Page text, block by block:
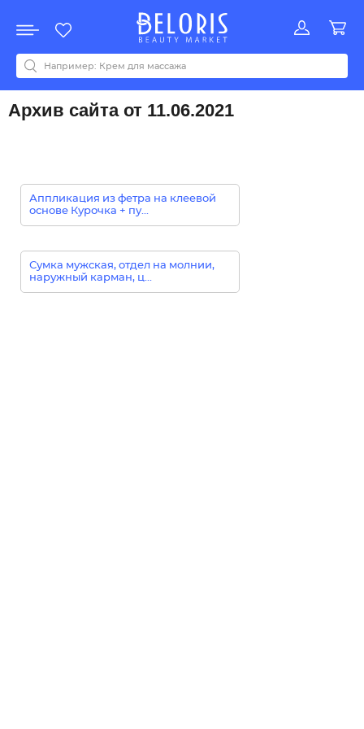
Акции
Все бренды
0-9ABCDEFGHIJKLMNOPQRSTUVWYZАБВДЗИМОКЛНПРСТУФ
Архив сайта от 11.06.2021
Аппликация из фетра на клеевой
основе Курочка + пу...
Сумка мужская, отдел на молнии,
наружный карман, ц...